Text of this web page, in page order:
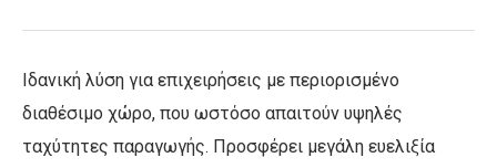
Ιδανική λύση για επιχειρήσεις με περιορισμένο
διαθέσιμο χώρο, που ωστόσο απαιτούν υψηλές
ταχύτητες παραγωγής. Προσφέρει μεγάλη ευελιξία